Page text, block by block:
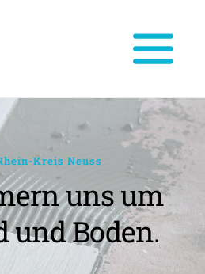
Kreis Neuss
uns um
und Boden.